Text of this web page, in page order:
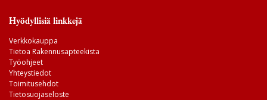
Hyödyllisiä linkkejä
Verkkokauppa
Tietoa Rakennusapteekista
Työohjeet
Yhteystiedot
Toimitusehdot
Tietosuojaseloste